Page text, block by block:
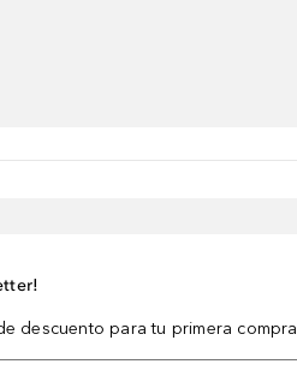
descuento para tu primera compra